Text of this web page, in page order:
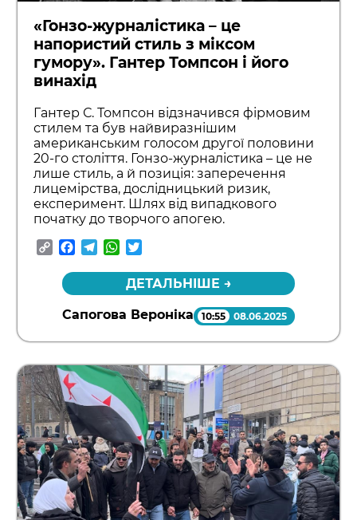
«Гонзо-журналістика – це
напористий стиль з міксом
гумору». Гантер Томпсон і його
винахід
Гантер С. Томпсон відзначився фірмовим
стилем та був найвиразнішим
американським голосом другої половини
20-го століття. Гонзо-журналістика – це не
лише стиль, а й позиція: заперечення
лицемірства, дослідницький ризик,
експеримент. Шлях від випадкового
початку до творчого апогею.
CopyFacebook
TelegramWhatsApp
ДЕТАЛЬНІШЕ →
Сапогова Вероніка 10:55 08.06.2025